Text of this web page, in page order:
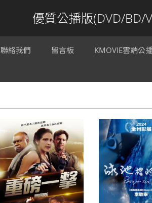
優質公播版(DVD/BD/
聯絡我們 留言板 KMOVIE雲端公